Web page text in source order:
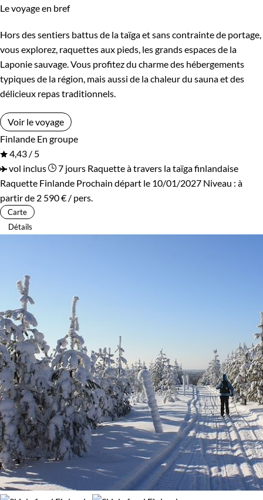
Le voyage en bref
Hors des sentiers battus de la taïga et sans contrainte de portage,
vous explorez, raquettes aux pieds, les grands espaces de la
Laponie sauvage. Vous profitez du charme des hébergements
typiques de la région, mais aussi de la chaleur du sauna et des
délicieux repas traditionnels.
Voir le voyage
Finlande En groupe
4,43 / 5
vol inclus
7 jours Raquette à travers la taïga finlandaise
Raquette Finlande Prochain départ le 10/01/2027 Niveau : à
partir de 2 590 € / pers.
Carte
Détails